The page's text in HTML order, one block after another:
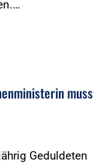
muss
Geduldeten